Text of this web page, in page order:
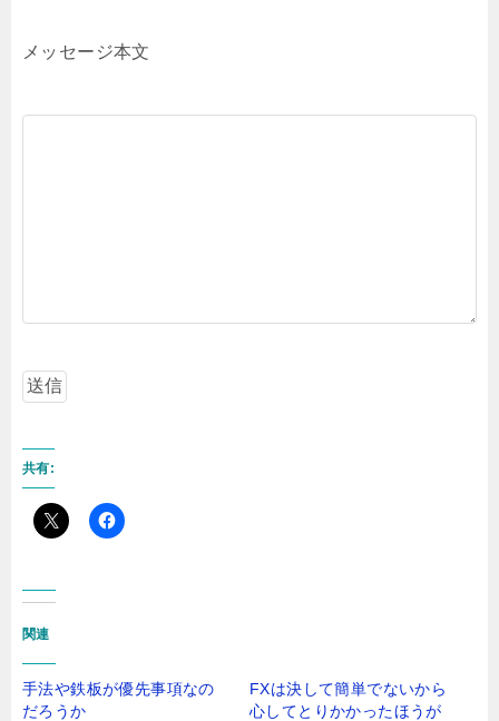
メッセージ本文
共有:
関連
手法や鉄板が優先事項なの
だろうか
FXは決して簡単でないから
心してとりかかったほうが